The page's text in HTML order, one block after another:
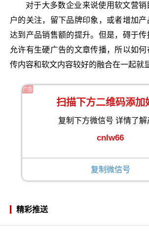
对于大多数企业来说使用软文营
户的关注，留下品牌印象，或者增加
达到产品销售额的提升。但是，碍于
允许有生硬广告的文章传播，所以如
传内容和软文内容较好的融合在一起就
广告
扫描下方二维码添加
复制下方微信号 详情了解
cnlw66
复制微信号
精彩推送